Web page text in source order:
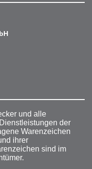
und alle
der
Warenzeichen
ihrer
sind im